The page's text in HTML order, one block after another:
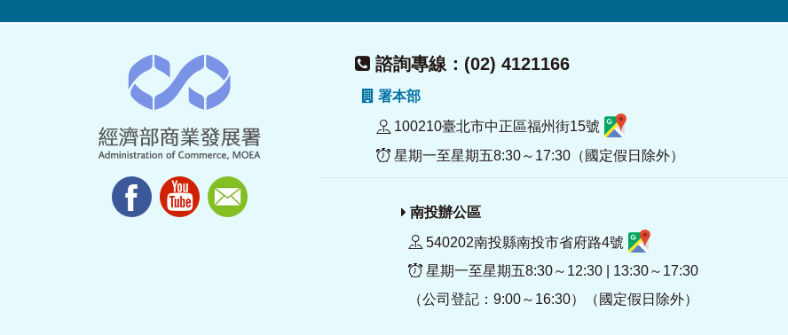
諮詢專線：(02) 4121166
署本部
100210臺北市中正區福州街15號
星期一至星期五8:30～17:30（國定假日除外）
南投辦公區
540202南投縣南投市省府路4號
星期一至星期五8:30～12:30 | 13:30～17:30
（公司登記：9:00～16:30）（國定假日除外）